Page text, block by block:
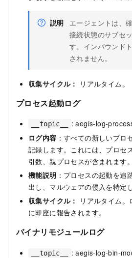
説明
エージェントは、
接続状態のサブセ
す。インバウンド
されません。
収集サイクル： リアルタイム。
プロセス起動ログ
__topic__
: aegis-log-
ログ内容 ：すべての新しいプロ
記録します。これには、プロセ
引数、親プロセスが含まれます。
機能説明 ：プロセスの起動を追
出し、マルウェアの侵入を特定
収集サイクル：
リアルタイム
に即座に報告されます。
バイナリモジュールログ
__topic__
: aegis-log-bin-